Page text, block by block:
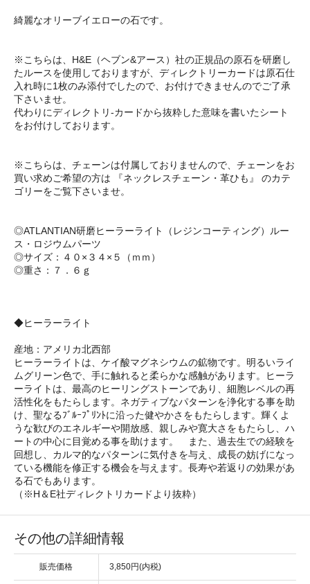
綺麗なオリーブイエローの石です。
※こちらは、H&E（ヘブン&アース）社の正規品の原石を研磨し
たルースを使用しておりますが、ディレクトリーカードは原石仕
入れ時に1枚のみ添付でしたので、お付けできませんのでご了承
下さいませ。
代わりにディレクトリ-カードから抜粋した意味を書いたシート
をお付けしております。
※こちらは、チェーンは付属しておりませんので、チェーンをお
買い求めご希望の方は 『ネックレスチェーン・革ひも』 のカテ
ゴリーをご覧下さいませ。
◎ATLANTIAN研磨ヒーラーライト（レジンコーティング）ルー
ス・ロジウムパーツ
◎サイズ：４０×３４×５（ｍｍ）
◎重さ：７．６ｇ
◆ヒーラーライト
産地：アメリカ北西部
ヒーラーライトは、ケイ酸マグネシウムの鉱物です。明るいライ
ムグリーン色で、手に触れると柔らかな感触があります。ヒーラ
ーライトは、最高のヒーリングストーンであり、細胞レベルの再
活性化をもたらします。ネガティブなパターンを浄化する事を助
け、聖なるﾌﾞﾙｰﾌﾟﾘﾝﾄに沿った健やかさをもたらします。輝くよ
うな歓びのエネルギーや開放感、親しみや寛大さをもたらし、ハ
ートの中心に目覚める事を助けます。 また、過去生での経験を
回想し、カルマ的なパターンに気付きを与え、成長の妨げになっ
ている機能を修正する機会を与えます。長寿や若返りの効果があ
る石でもあります。
（※H＆E社ディレクトリカードより抜粋）
その他の詳細情報
販売価格 3,850円(内税)